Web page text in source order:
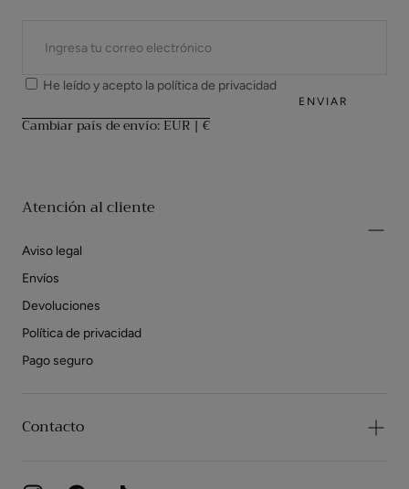
He leído y acepto la política de privacidad
ENVIAR
Cambiar país de envío: EUR | €
Atención al cliente
Aviso legal
Envíos
Devoluciones
Política de privacidad
Pago seguro
Contacto